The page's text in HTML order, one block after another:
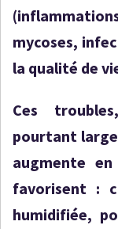
mycoses,
la qualité de
Ces
pourtant
augmente
favorisent :
humidifiée,